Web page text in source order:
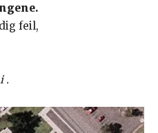
feil,
.